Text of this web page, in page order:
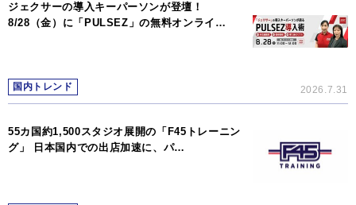
ジェクサーの導入キーパーソンが登壇！
8/28（金）に「PULSEZ」の無料オンライ…
国内トレンド 2026.7.31
55カ国約1,500スタジオ展開の「F45トレーニン
グ」 日本国内での出店加速に、パ…